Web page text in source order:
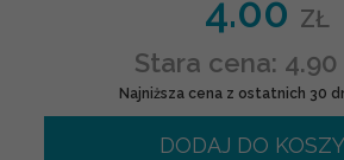
4.00 ZŁ
Stara cena: 4.90
Najniższa cena z ostatnich 30
DODAJ DO